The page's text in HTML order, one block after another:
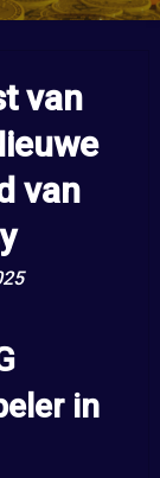
van
van
in